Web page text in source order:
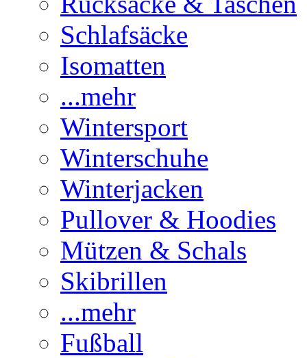
Schlafsäcke
Isomatten
...mehr
Wintersport
Winterschuhe
Winterjacken
Pullover & Hoodies
Mützen & Schals
Skibrillen
...mehr
Fußball